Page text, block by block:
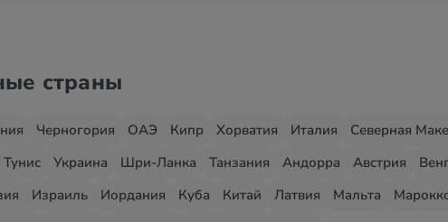
страны
Черногория ОАЭ Кипр Хорватия Италия
Северная
Тунис Украина Шри-Ланка Танзания Андорра Австрия
Израиль Иордания Куба Китай Латвия Мальта